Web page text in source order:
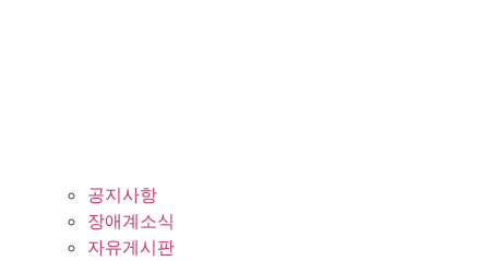
공지사항
장애계소식
자유게시판